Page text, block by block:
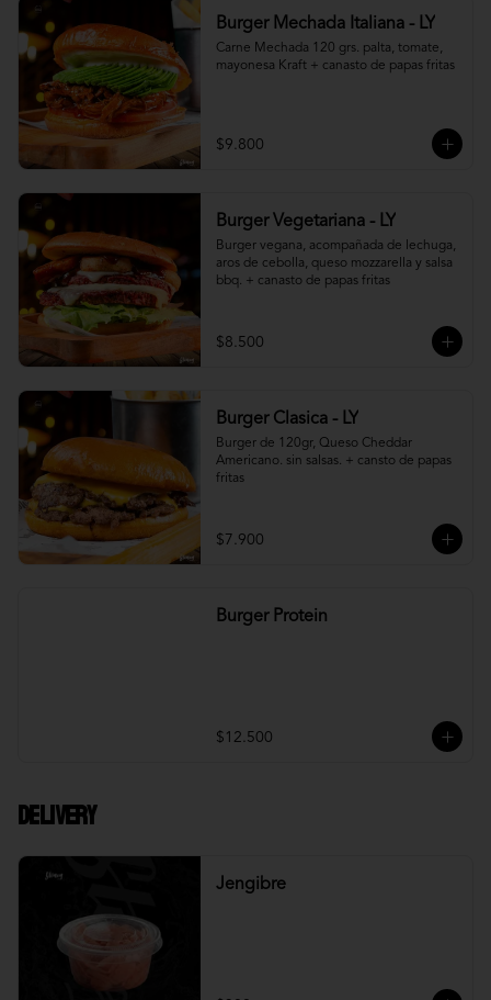
Burger Mechada Italiana - LY
Carne Mechada 120 grs. palta, tomate,
mayonesa Kraft + canasto de papas fritas
$9.800
Burger Vegetariana - LY
Burger vegana, acompañada de lechuga,
aros de cebolla, queso mozzarella y salsa
bbq. + canasto de papas fritas
$8.500
Burger Clasica - LY
Burger de 120gr, Queso Cheddar
Americano. sin salsas. + cansto de papas
fritas
$7.900
Burger Protein
$12.500
DELIVERY
Jengibre